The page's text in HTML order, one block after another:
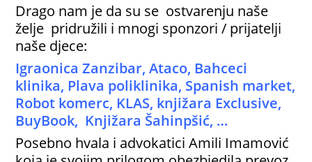
Drago nam je da su se ostvarenju naše
želje pridružili i mnogi sponzori / prijatelji
naše djece:
Igraonica Zanzibar, Ataco, Bahceci
klinika, Plava poliklinika, Spanish market,
Robot komerc, KLAS, knjižara Exclusive,
BuyBook, Knjižara Šahinpšić, …
Posebno hvala i advokatici Amili Imamović